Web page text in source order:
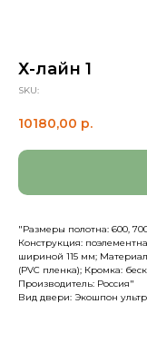
Х-лайн 1
SKU:
10180,00 р.
"Размеры полотна: 600,
Конструкция:
шириной 115 мм;
(PVC пленка); Кромка:
Производитель: Россия"
Вид двери: Экошпон